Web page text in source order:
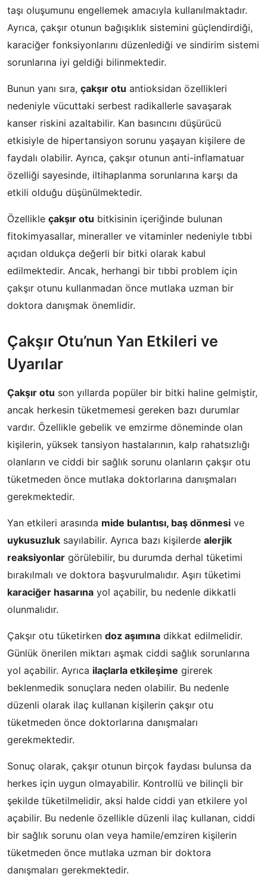
taşı oluşumunu engellemek amacıyla kullanılmaktadır.
Ayrıca, çakşır otunun bağışıklık sistemini güçlendirdiği,
karaciğer fonksiyonlarını düzenlediği ve sindirim sistemi
sorunlarına iyi geldiği bilinmektedir.
Bunun yanı sıra, çakşır otu antioksidan özellikleri
nedeniyle vücuttaki serbest radikallerle savaşarak
kanser riskini azaltabilir. Kan basıncını düşürücü
etkisiyle de hipertansiyon sorunu yaşayan kişilere de
faydalı olabilir. Ayrıca, çakşır otunun anti-inflamatuar
özelliği sayesinde, iltihaplanma sorunlarına karşı da
etkili olduğu düşünülmektedir.
Özellikle çakşır otu bitkisinin içeriğinde bulunan
fitokimyasallar, mineraller ve vitaminler nedeniyle tıbbi
açıdan oldukça değerli bir bitki olarak kabul
edilmektedir. Ancak, herhangi bir tıbbi problem için
çakşır otunu kullanmadan önce mutlaka uzman bir
doktora danışmak önemlidir.
Çakşır Otu’nun Yan Etkileri ve
Uyarılar
Çakşır otu son yıllarda popüler bir bitki haline gelmiştir,
ancak herkesin tüketmemesi gereken bazı durumlar
vardır. Özellikle gebelik ve emzirme döneminde olan
kişilerin, yüksek tansiyon hastalarının, kalp rahatsızlığı
olanların ve ciddi bir sağlık sorunu olanların çakşır otu
tüketmeden önce mutlaka doktorlarına danışmaları
gerekmektedir.
Yan etkileri arasında mide bulantısı, baş dönmesi ve
uykusuzluk sayılabilir. Ayrıca bazı kişilerde alerjik
reaksiyonlar görülebilir, bu durumda derhal tüketimi
bırakılmalı ve doktora başvurulmalıdır. Aşırı tüketimi
karaciğer hasarına yol açabilir, bu nedenle dikkatli
olunmalıdır.
Çakşır otu tüketirken doz aşımına dikkat edilmelidir.
Günlük önerilen miktarı aşmak ciddi sağlık sorunlarına
yol açabilir. Ayrıca ilaçlarla etkileşime girerek
beklenmedik sonuçlara neden olabilir. Bu nedenle
düzenli olarak ilaç kullanan kişilerin çakşır otu
tüketmeden önce doktorlarına danışmaları
gerekmektedir.
Sonuç olarak, çakşır otunun birçok faydası bulunsa da
herkes için uygun olmayabilir. Kontrollü ve bilinçli bir
şekilde tüketilmelidir, aksi halde ciddi yan etkilere yol
açabilir. Bu nedenle özellikle düzenli ilaç kullanan, ciddi
bir sağlık sorunu olan veya hamile/emziren kişilerin
tüketmeden önce mutlaka uzman bir doktora
danışmaları gerekmektedir.